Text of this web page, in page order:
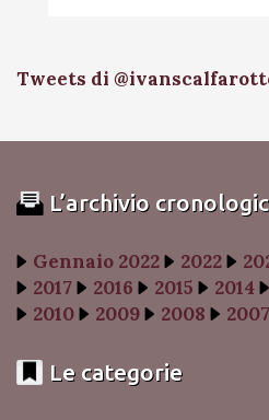
Tweets di
L’archivio
Gennaio 2022 2022
2017
2016 2015 2014
2010
2009 2008 2007
Le categorie